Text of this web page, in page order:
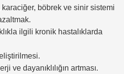
böbrek ve sinir sistemi
ilgili kronik hastalıklarda
ve dayanıklılığın artması.